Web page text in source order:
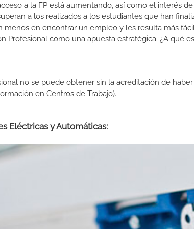
a la FP está aumentando, así como el interés
a los realizados a los estudiantes que han
menos en encontrar un empleo y les resulta más
como una apuesta estratégica. ¿A qué
no se puede obtener sin la acreditación de
en Centros de Trabajo).
Eléctricas y Automáticas: